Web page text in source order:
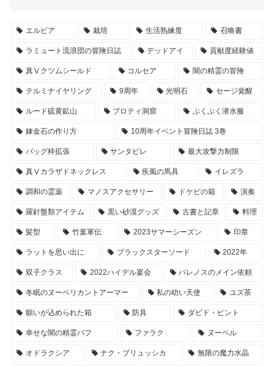
エルビア 栽培 生活熟練度 召喚書
ラミュート流浪団の冒険日誌 デッドアイ 貢献度経験値
真Ⅴクツムシールド コルセア 闇の精霊の冒険
テルミナイヤリング 9周年 光明石 セージ覚醒
ルード硫黄鉱山 プロティ洞窟 ぷくぷく潜水服
錬金石の作り方 10周年イベント冒険日誌 3巻
バッグ枠拡張 サンタビレ 最大攻撃力制限
真Ⅴカラザドネックレス 疾風の馬具 イレズラ
調和の霊薬 マノスアクセサリー ドケビの箱 演奏
羅針盤類アイテム 黒い砂漠グッズ 古書と記章 料理
髪型 竹葉軍伝 2023サマーシーズン 印章
ラットを思い出に ブラックスターソード 2022年
双子クラス 2022ハイデル宴会 バレノスのメイン依頼
冬眠のヌーベリカントアーマー 私の幼い天使 ユズ茶
願いが込められた箱 防具 ダビド・ピント
幸せな闇の精霊バフ ファラク ヌーベル
オドラクシア ナク・ブリュッシカ 無限の魔力水晶